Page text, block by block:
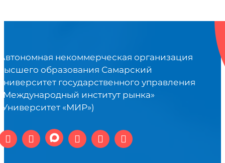
некоммерческая организация
образования Самарский
государственного управления
институт рынка»
«МИР»)